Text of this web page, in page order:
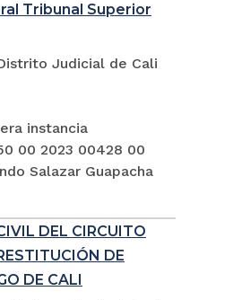
Tribunal Superior
Judicial de Cali
instancia
00 2023 00428 00
Salazar Guapacha
DEL CIRCUITO
DE
DE CALI